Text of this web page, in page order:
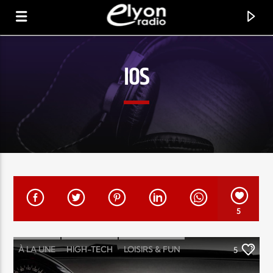
RADIO ELYON
POSITIVE ET ENCOURAGEANTE !
IOS
5
À LA UNE HIGH-TECH LOISIRS & FUN 5